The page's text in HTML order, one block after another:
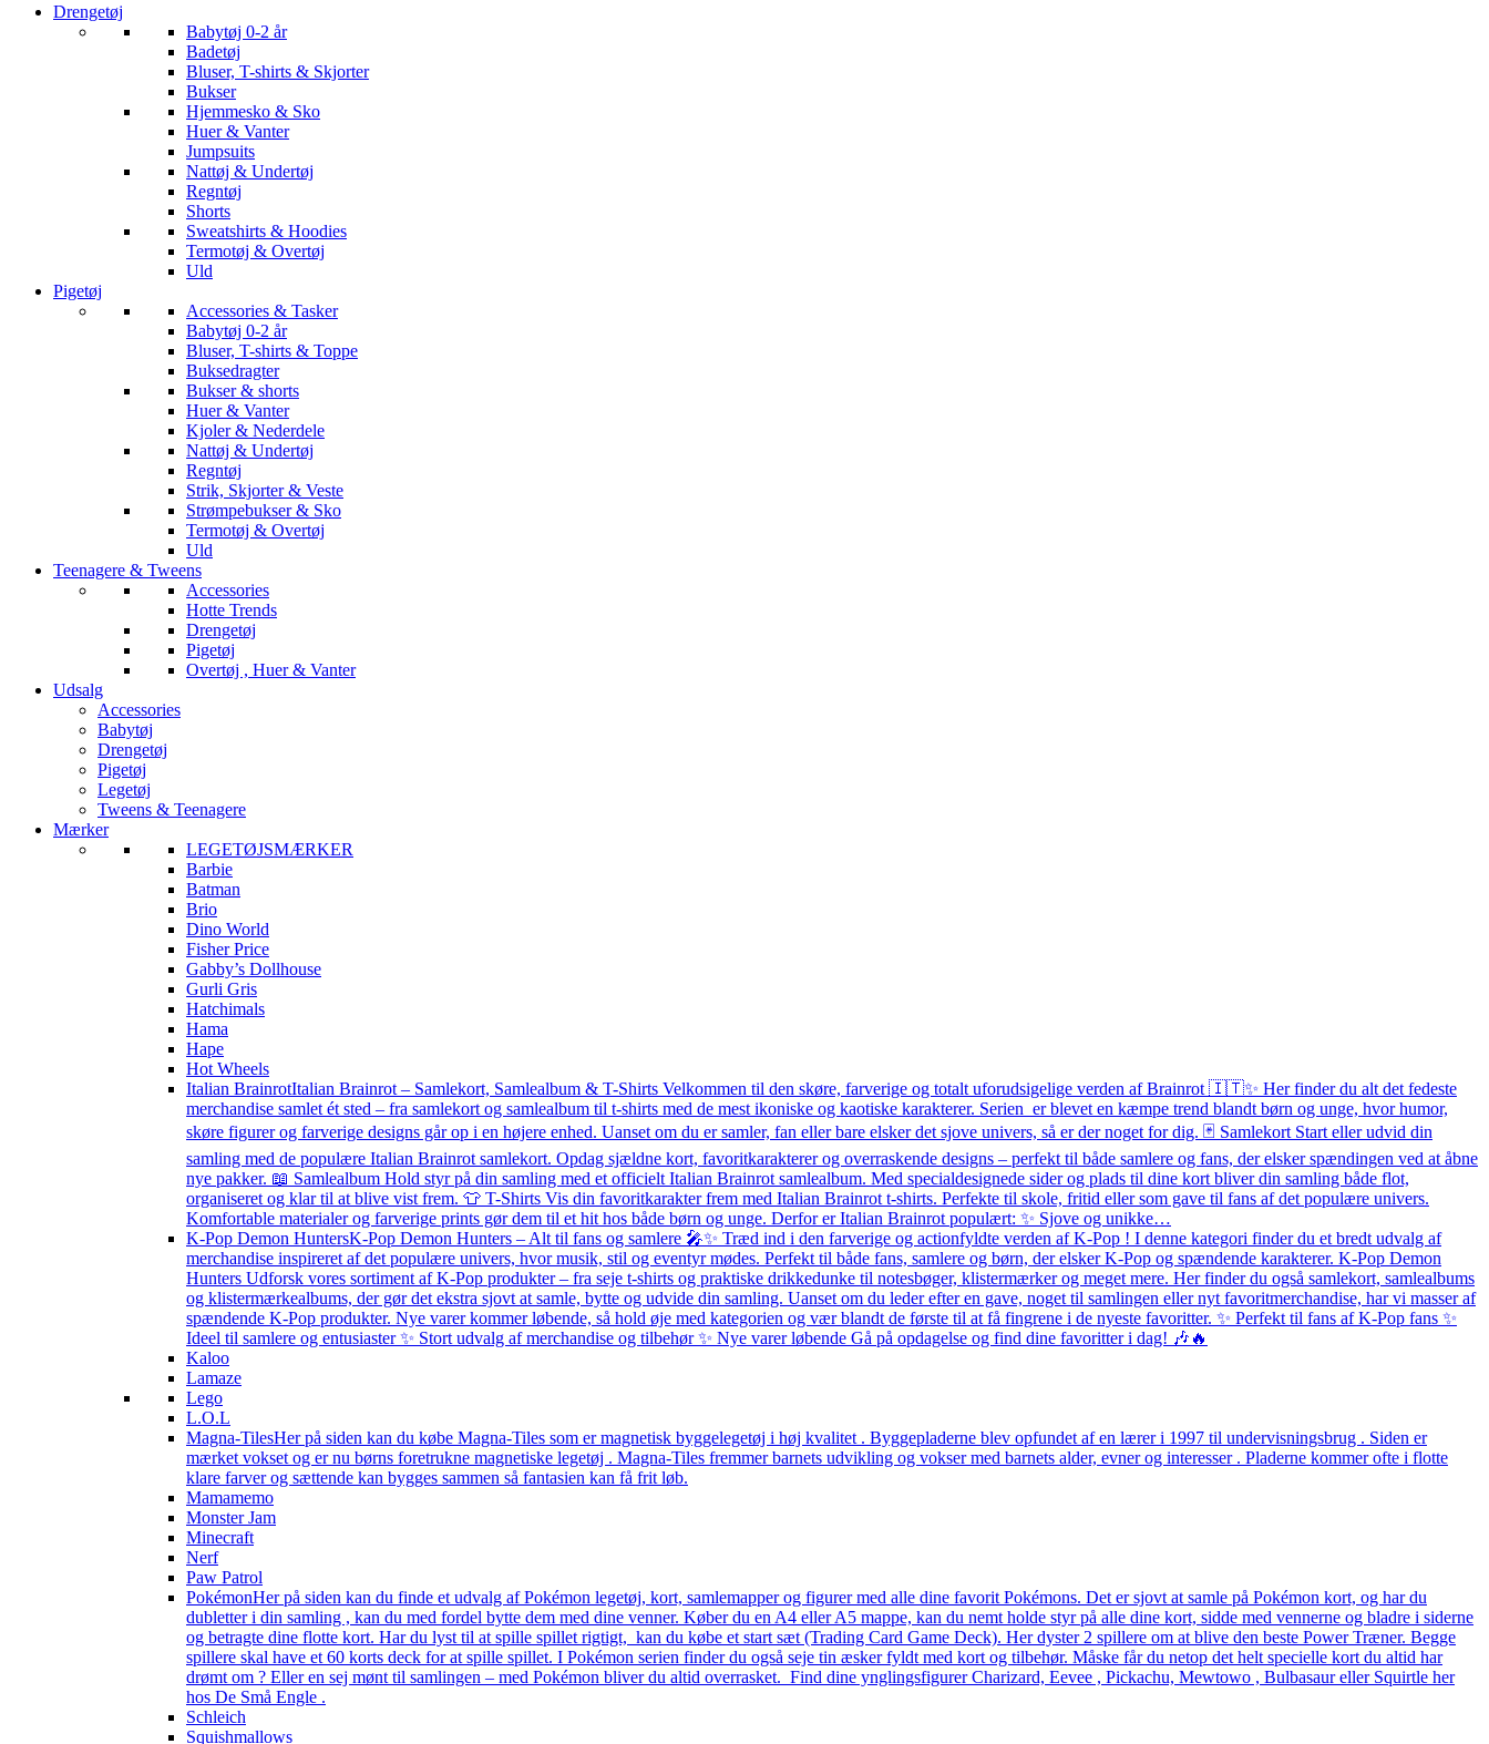
Drengetøj
Babytøj 0-2 år
Badetøj
Bluser, T-shirts & Skjorter
Bukser
Hjemmesko & Sko
Huer & Vanter
Jumpsuits
Nattøj & Undertøj
Regntøj
Shorts
Sweatshirts & Hoodies
Termotøj & Overtøj
Uld
Pigetøj
Accessories & Tasker
Babytøj 0-2 år
Bluser, T-shirts & Toppe
Buksedragter
Bukser & shorts
Huer & Vanter
Kjoler & Nederdele
Nattøj & Undertøj
Regntøj
Strik, Skjorter & Veste
Strømpebukser & Sko
Termotøj & Overtøj
Uld
Teenagere & Tweens
Accessories
Hotte Trends
Drengetøj
Pigetøj
Overtøj , Huer & Vanter
Udsalg
Accessories
Babytøj
Drengetøj
Pigetøj
Legetøj
Tweens & Teenagere
Mærker
LEGETØJSMÆRKER
Barbie
Batman
Brio
Dino World
Fisher Price
Gabby’s Dollhouse
Gurli Gris
Hatchimals
Hama
Hape
Hot Wheels
Italian BrainrotItalian Brainrot – Samlekort, Samlealbum & T-Shirts Velkommen til den skøre, farverige og totalt uforudsigelige verden af Brainrot 🇮🇹✨ Her finder du alt det fedeste
merchandise samlet ét sted – fra samlekort og samlealbum til t-shirts med de mest ikoniske og kaotiske karakterer. Serien er blevet en kæmpe trend blandt børn og unge, hvor humor,
skøre figurer og farverige designs går op i en højere enhed. Uanset om du er samler, fan eller bare elsker det sjove univers, så er der noget for dig. 🃏 Samlekort Start eller udvid din
samling med de populære Italian Brainrot samlekort. Opdag sjældne kort, favoritkarakterer og overraskende designs – perfekt til både samlere og fans, der elsker spændingen ved at åbne
nye pakker. 📖 Samlealbum Hold styr på din samling med et officielt Italian Brainrot samlealbum. Med specialdesignede sider og plads til dine kort bliver din samling både flot,
organiseret og klar til at blive vist frem. 👕 T-Shirts Vis din favoritkarakter frem med Italian Brainrot t-shirts. Perfekte til skole, fritid eller som gave til fans af det populære univers.
Komfortable materialer og farverige prints gør dem til et hit hos både børn og unge. Derfor er Italian Brainrot populært: ✨ Sjove og unikke…
K-Pop Demon HuntersK-Pop Demon Hunters – Alt til fans og samlere 🎤✨ Træd ind i den farverige og actionfyldte verden af K-Pop ! I denne kategori finder du et bredt udvalg af
merchandise inspireret af det populære univers, hvor musik, stil og eventyr mødes. Perfekt til både fans, samlere og børn, der elsker K-Pop og spændende karakterer. K-Pop Demon
Hunters Udforsk vores sortiment af K-Pop produkter – fra seje t-shirts og praktiske drikkedunke til notesbøger, klistermærker og meget mere. Her finder du også samlekort, samlealbums
og klistermærkealbums, der gør det ekstra sjovt at samle, bytte og udvide din samling. Uanset om du leder efter en gave, noget til samlingen eller nyt favoritmerchandise, har vi masser af
spændende K-Pop produkter. Nye varer kommer løbende, så hold øje med kategorien og vær blandt de første til at få fingrene i de nyeste favoritter. ✨ Perfekt til fans af K-Pop fans ✨
Ideel til samlere og entusiaster ✨ Stort udvalg af merchandise og tilbehør ✨ Nye varer løbende Gå på opdagelse og find dine favoritter i dag! 🎶🔥
Kaloo
Lamaze
Lego
L.O.L
Magna-TilesHer på siden kan du købe Magna-Tiles som er magnetisk byggelegetøj i høj kvalitet . Byggepladerne blev opfundet af en lærer i 1997 til undervisningsbrug . Siden er
mærket vokset og er nu børns foretrukne magnetiske legetøj . Magna-Tiles fremmer barnets udvikling og vokser med barnets alder, evner og interesser . Pladerne kommer ofte i flotte
klare farver og sættende kan bygges sammen så fantasien kan få frit løb.
Mamamemo
Monster Jam
Minecraft
Nerf
Paw Patrol
PokémonHer på siden kan du finde et udvalg af Pokémon legetøj, kort, samlemapper og figurer med alle dine favorit Pokémons. Det er sjovt at samle på Pokémon kort, og har du
dubletter i din samling , kan du med fordel bytte dem med dine venner. Køber du en A4 eller A5 mappe, kan du nemt holde styr på alle dine kort, sidde med vennerne og bladre i siderne
og betragte dine flotte kort. Har du lyst til at spille spillet rigtigt, kan du købe et start sæt (Trading Card Game Deck). Her dyster 2 spillere om at blive den beste Power Træner. Begge
spillere skal have et 60 korts deck for at spille spillet. I Pokémon serien finder du også seje tin æsker fyldt med kort og tilbehør. Måske får du netop det helt specielle kort du altid har
drømt om ? Eller en sej mønt til samlingen – med Pokémon bliver du altid overrasket. Find dine ynglingsfigurer Charizard, Eevee , Pickachu, Mewtowo , Bulbasaur eller Squirtle her
hos De Små Engle .
Schleich
Squishmallows